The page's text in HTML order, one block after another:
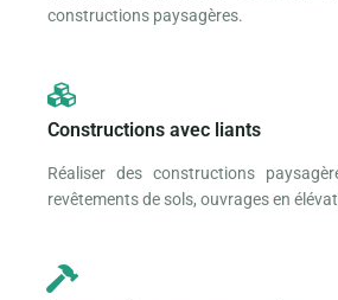
constructions paysagères.
Constructions avec liants
Réaliser des constructions
revêtements de sols, ouvrages en